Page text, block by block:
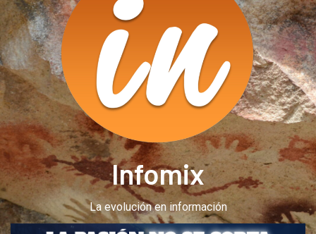
Infomix
La evolución en información